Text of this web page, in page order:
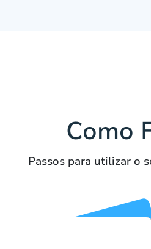
Como
Passos para utilizar o